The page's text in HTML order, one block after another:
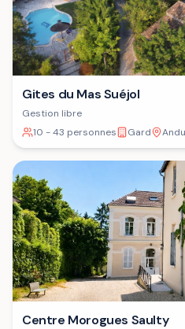
Gites du Mas Suéjol
Gestion libre
10 - 43 personnes
Gard
Centre Morogues Saulty